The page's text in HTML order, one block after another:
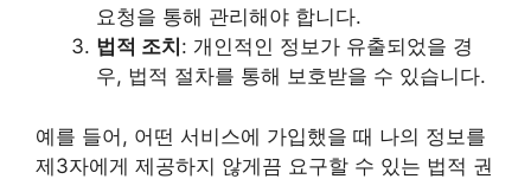
요청을 통해 관리해야 합니다.
법적 조치 : 개인적인 정보가 유출되었을 경
우, 법적 절차를 통해 보호받을 수 있습니다.
예를 들어, 어떤 서비스에 가입했을 때 나의 정보를
제3자에게 제공하지 않게끔 요구할 수 있는 법적 권